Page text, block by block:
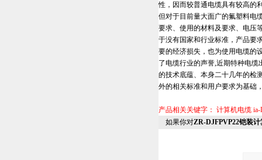
性，因而较普通电缆具有较高的
但对于目前量大面广的氟塑料电
要求、使用的材料及要求、电压
于没有国家和行业标准，产品要
要的经济损失，也为使用电缆的
了电缆行业的声誉,近期特种电
的技术底蕴、本身二十几年的检
外的相关标准和用户要求为基础
产品相关关键字： 计算机电缆
如果你对ZR-DJFPVP22铠装